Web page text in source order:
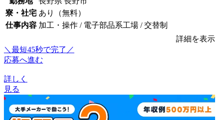
寮・社宅 あり（無料）
仕事内容 加工・操作 / 電子部品系工場 / 交替制
詳細を表示
＼最短45秒で完了／
応募へ進む
詳しく
見る